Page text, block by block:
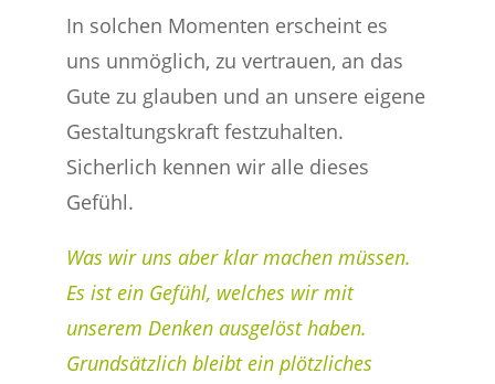
In solchen Momenten erscheint es
uns unmöglich, zu vertrauen, an das
Gute zu glauben und an unsere eigene
Gestaltungskraft festzuhalten.
Sicherlich kennen wir alle dieses
Gefühl.
Was wir uns aber klar machen müssen.
Es ist ein Gefühl, welches wir mit
unserem Denken ausgelöst haben.
Grundsätzlich bleibt ein plötzliches